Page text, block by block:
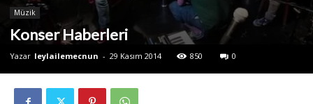
Müzik
Konser Haberleri
Yazar leylailemecnun - 29 Kasım 2014 850 0